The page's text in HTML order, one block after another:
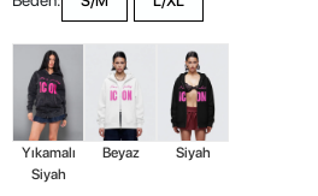
Yıkamalı
Siyah
Beyaz Siyah